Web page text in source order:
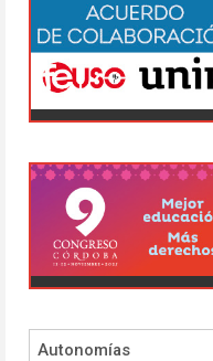
Autonomías